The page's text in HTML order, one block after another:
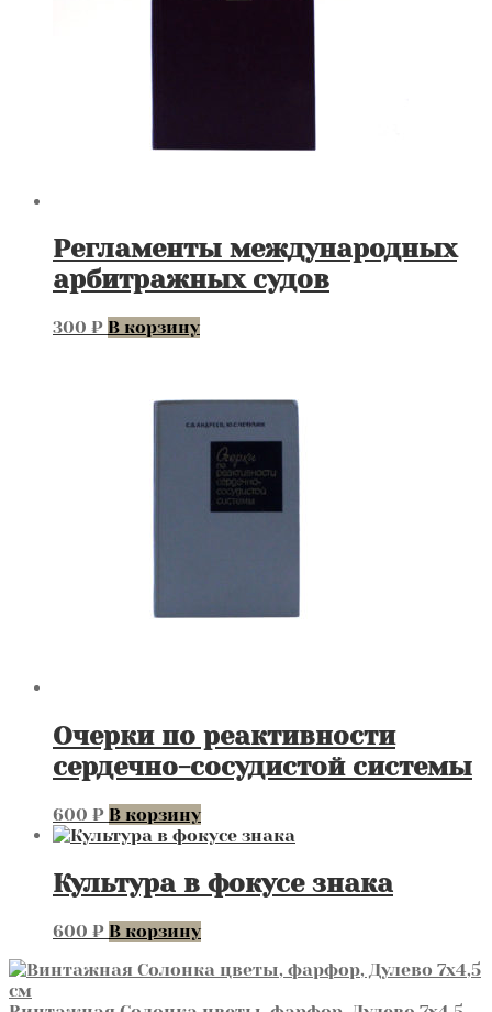
Регламенты международных
арбитражных судов
300 ₽ В корзину
Очерки по реактивности
сердечно-сосудистой системы
600 ₽ В корзину
Культура в фокусе знака
600 ₽ В корзину